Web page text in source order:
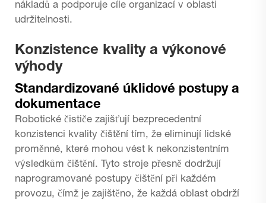
nákladů a podporuje cíle organizací v oblasti
udržitelnosti.
Konzistence kvality a výkonové
výhody
Standardizované úklidové postupy a
dokumentace
Robotické čističe zajišťují bezprecedentní
konzistenci kvality čištění tím, že eliminují lidské
proměnné, které mohou vést k nekonzistentním
výsledkům čištění. Tyto stroje přesně dodržují
naprogramované postupy čištění při každém
provozu, čímž je zajištěno, že každá oblast obdrží